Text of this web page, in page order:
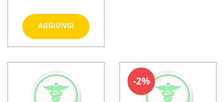
AGGIUNGI
Aggiungi PARAKITO
BRACCIALE
BIANCO
su PARAKITO
BRACCIALE
BIANCO
AD
2%